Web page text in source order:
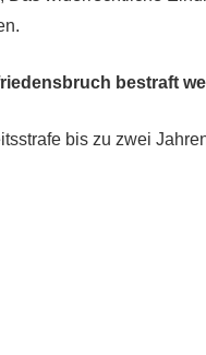
bestraft
bis zu zwei